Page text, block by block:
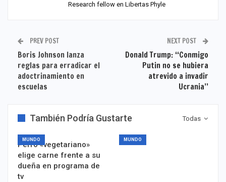
Research fellow en Libertas Phyle
PREV POST
Boris Johnson lanza
reglas para erradicar el
adoctrinamiento en
escuelas
NEXT POST
Donald Trump: ‘‘Conmigo
Putin no se hubiera
atrevido a invadir
Ucrania’’
Todas
También Podría Gustarte
MUNDO
Perro «vegetariano»
elige carne frente a su
dueña en programa de
tv
MUNDO